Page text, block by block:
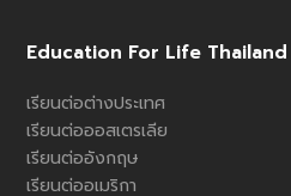
Education For Life Thailand
เรียนต่อต่างประเทศ
เรียนต่อออสเตรเลีย
เรียนต่ออังกฤษ
เรียนต่ออเมริกา